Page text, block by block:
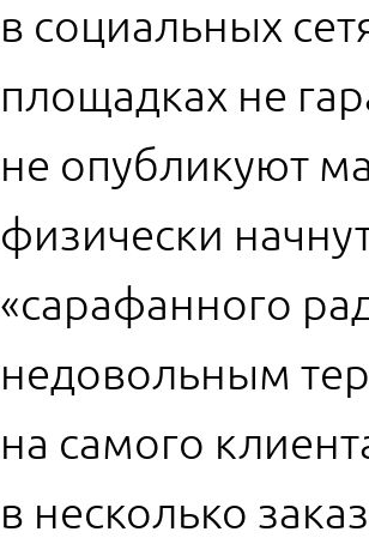
в социальных
площадках не
не опубликуют
физически
«сарафанного
недовольным
на самого
в несколько